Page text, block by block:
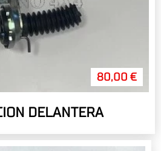
80,00 €
DELANTERA